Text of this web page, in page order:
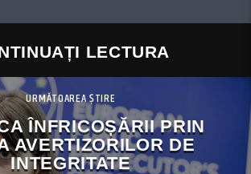
LECTURA
URMĂTOAREA ȘTIRE
ÎNFRICOȘĂRII PRIN
AVERTIZORILOR DE
INTEGRITATE